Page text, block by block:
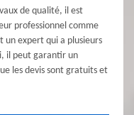
de qualité, il est
professionnel comme
un expert qui a plusieurs
il peut garantir un
les devis sont gratuits et